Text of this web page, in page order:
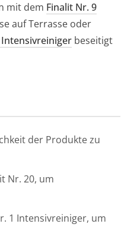
mit dem Finalit Nr. 9
auf Terrasse oder
beseitigt
der Produkte zu
Nr. 20, um
1 Intensivreiniger, um